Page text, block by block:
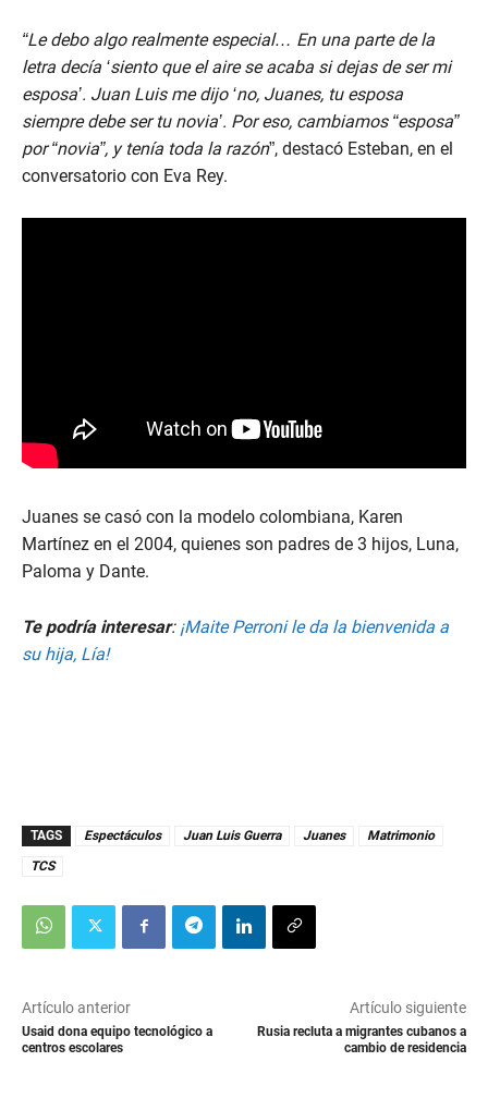
“Le debo algo realmente especial… En una parte de la
letra decía ‘siento que el aire se acaba si dejas de ser mi
esposa’. Juan Luis me dijo ‘no, Juanes, tu esposa
siempre debe ser tu novia’. Por eso, cambiamos “esposa”
por “novia”, y tenía toda la razón”, destacó Esteban, en el
conversatorio con Eva Rey.
Juanes se casó con la modelo colombiana, Karen
Martínez en el 2004, quienes son padres de 3 hijos, Luna,
Paloma y Dante.
Te podría interesar: ¡Maite Perroni le da la bienvenida a
su hija, Lía!
TAGS Espectáculos Juan Luis Guerra Juanes
Matrimonio
TCS
Artículo anterior
Usaid dona equipo tecnológico a
centros escolares
Artículo siguiente
Rusia recluta a migrantes cubanos a
cambio de residencia